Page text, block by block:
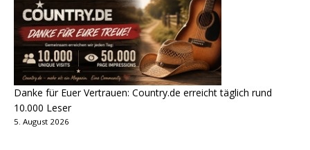
Danke für Euer Vertrauen: Country.de erreicht täglich rund
10.000 Leser
5. August 2026